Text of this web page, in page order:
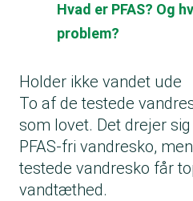
Hvad er PFAS? Og
problem?
Holder ikke vandet ude
To af de testede
som lovet. Det drejer
PFAS-fri vandresko,
testede vandresko får
vandtæthed.